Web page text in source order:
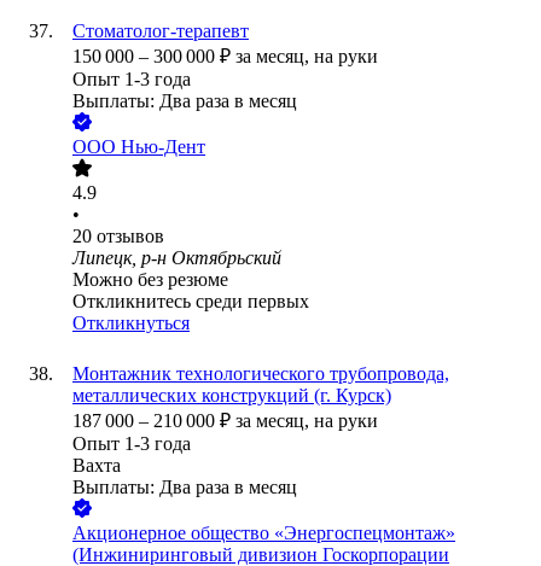
Стоматолог-терапевт
150 000 – 300 000 ₽ за месяц, на руки
Опыт 1-3 года
Выплаты: Два раза в месяц
ООО Нью-Дент
4.9
•
20 отзывов
Липецк, р-н Октябрьский
Можно без резюме
Откликнитесь среди первых
Откликнуться
Монтажник технологического трубопровода,
металлических конструкций (г. Курск)
187 000 – 210 000 ₽ за месяц, на руки
Опыт 1-3 года
Вахта
Выплаты: Два раза в месяц
Акционерное общество «Энергоспецмонтаж»
(Инжиниринговый дивизион Госкорпорации